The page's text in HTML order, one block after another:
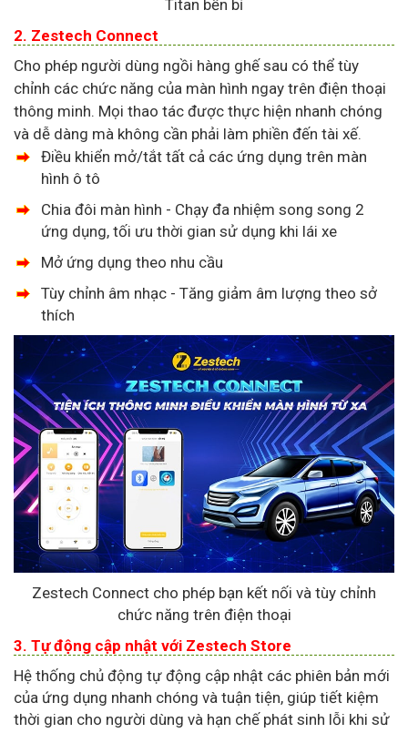
Titan bền bỉ
2. Zestech Connect
Cho phép người dùng ngồi hàng ghế sau có thể tùy
chỉnh các chức năng của màn hình ngay trên điện thoại
thông minh. Mọi thao tác được thực hiện nhanh chóng
và dễ dàng mà không cần phải làm phiền đến tài xế.
Điều khiển mở/tắt tất cả các ứng dụng trên màn
hình ô tô
Chia đôi màn hình - Chạy đa nhiệm song song 2
ứng dụng, tối ưu thời gian sử dụng khi lái xe
Mở ứng dụng theo nhu cầu
Tùy chỉnh âm nhạc - Tăng giảm âm lượng theo sở
thích
Zestech Connect cho phép bạn kết nối và tùy chỉnh
chức năng trên điện thoại
3. Tự động cập nhật với Zestech Store
Hệ thống chủ động tự động cập nhật các phiên bản mới
của ứng dụng nhanh chóng và tuận tiện, giúp tiết kiệm
thời gian cho người dùng và hạn chế phát sinh lỗi khi sử